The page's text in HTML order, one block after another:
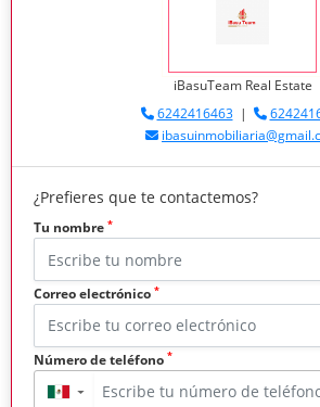
iBasuTeam Real Estate
6242416463|
¿Prefieres que te contactemos?
Tu nombre *
Correo electrónico *
Número de teléfono *
▼